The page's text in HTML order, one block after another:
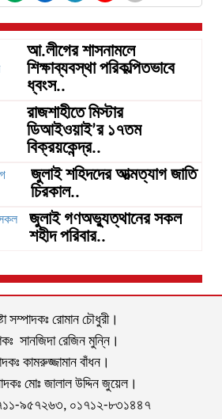
আ.লীগের শাসনামলে
শিক্ষাব্যবস্থা পরিকল্পিতভাবে
ধ্বংস..
রাজশাহীতে মিস্টার
ডিআইওয়াই’র ১৭তম
বিক্রয়কেন্দ্র..
জুলাই শহিদদের আত্মত্যাগ জাতি
চিরকাল..
জুলাই গণঅভ্যুত্থানের সকল
শহীদ পরিবার..
সম্পাদকঃ রোমান চৌধুরী।
সানজিদা রেজিন মুন্নি।
কামরুজ্জামান বাঁধন।
মোঃ জালাল উদ্দিন জুয়েল।
৯৫৭২৬৩, ০১৭১২-৮৩১৪৪৭